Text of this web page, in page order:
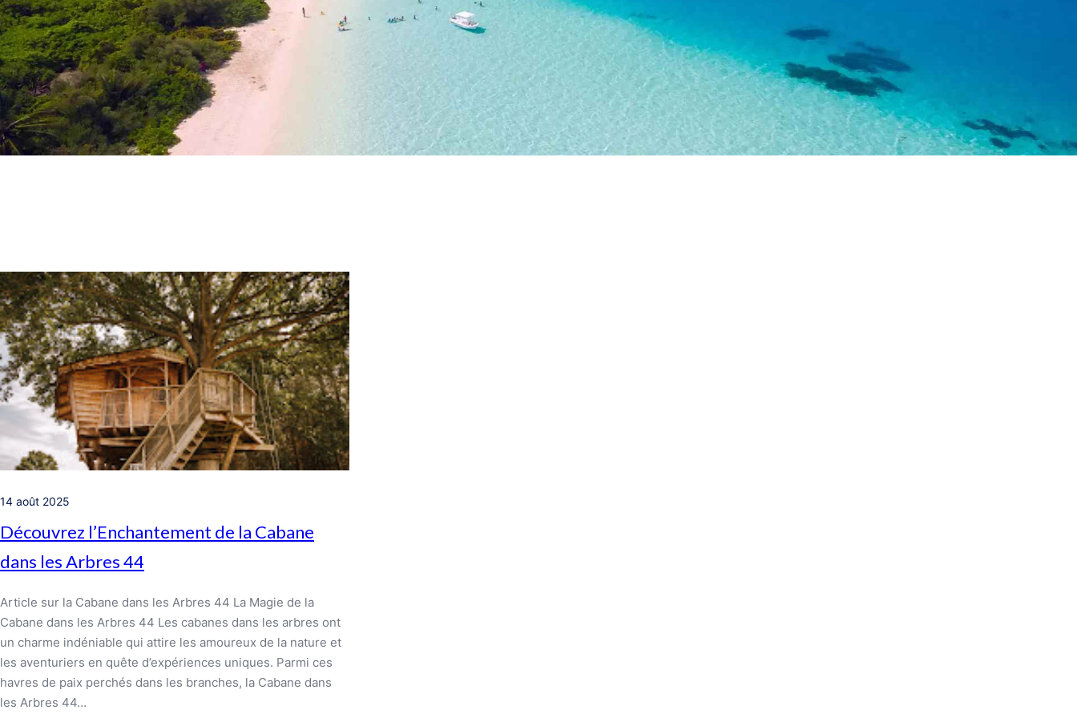
14 août 2025
Découvrez l’Enchantement de la Cabane
dans les Arbres 44
Article sur la Cabane dans les Arbres 44 La Magie de la
Cabane dans les Arbres 44 Les cabanes dans les arbres ont
un charme indéniable qui attire les amoureux de la nature et
les aventuriers en quête d’expériences uniques. Parmi ces
havres de paix perchés dans les branches, la Cabane dans
les Arbres 44…